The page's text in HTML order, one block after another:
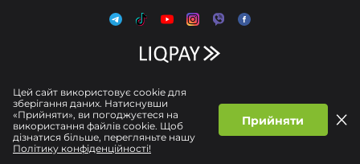
Політика конфіденційності Договір публічної Оферти
Цей сайт використовує cookie для
зберігання даних. Натиснувши
«Прийняти», ви погоджуєтеся на
використання файлів cookie. Щоб
дізнатися більше, перегляньте нашу
Політику конфіденційності!
Прийняти